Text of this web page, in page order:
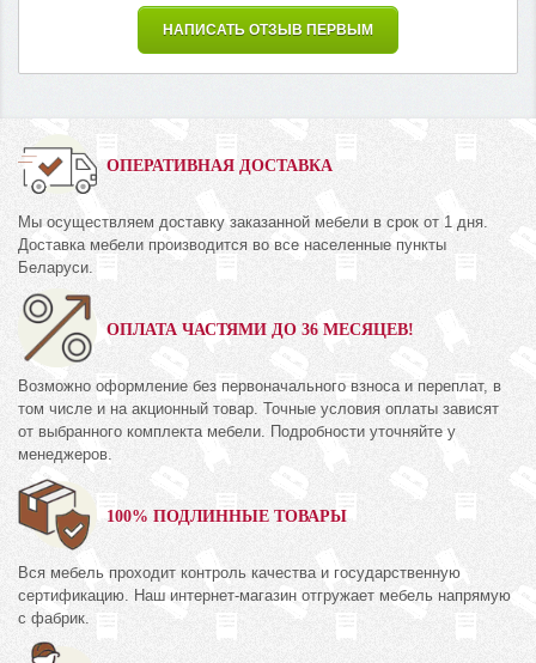
НАПИСАТЬ ОТЗЫВ ПЕРВЫМ
ОПЕРАТИВНАЯ ДОСТАВКА
Мы осуществляем доставку заказанной мебели в срок от 1 дня.
Доставка мебели производится во все населенные пункты
Беларуси.
ОПЛАТА ЧАСТЯМИ ДО 36 МЕСЯЦЕВ!
Возможно оформление без первоначального взноса и переплат, в
том числе и на акционный товар. Точные условия оплаты зависят
от выбранного комплекта мебели. Подробности уточняйте у
менеджеров.
100% ПОДЛИННЫЕ ТОВАРЫ
Вся мебель проходит контроль качества и государственную
сертификацию. Наш интернет-магазин отгружает мебель напрямую
с фабрик.